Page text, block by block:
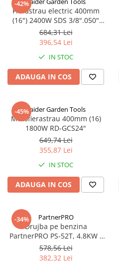
-42%
Fierastrau electric 400mm
(16") 2400W SDS 3/8".050"
(1.3mm) 57 RD-ECS24
684,31 Lei
396,54 Lei
IN STOC
ADAUGA IN COS
-45%Raider Garden Tools
Motofierastrau 400mm (16)
1800W RD-GCS24"
649,74 Lei
355,87 Lei
IN STOC
ADAUGA IN COS
-34% PartnerPRO
Drujba pe benzina
PartnerPRO PS-52T, 4.8KW​​​​​​​ /
6.4CP, 52cm³
578,56 Lei
382,32 Lei